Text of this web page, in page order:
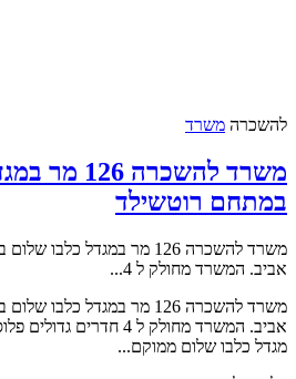
להשכרה משרד
משרד
במתחם רוטשילד
משרד להשכרה 126 מר במגדל
אביב. המשרד מחולק ל 4...
משרד להשכרה 126 מר במגדל
אביב. המשרד מחולק ל 4
מגדל כלבו שלום ממוקם...